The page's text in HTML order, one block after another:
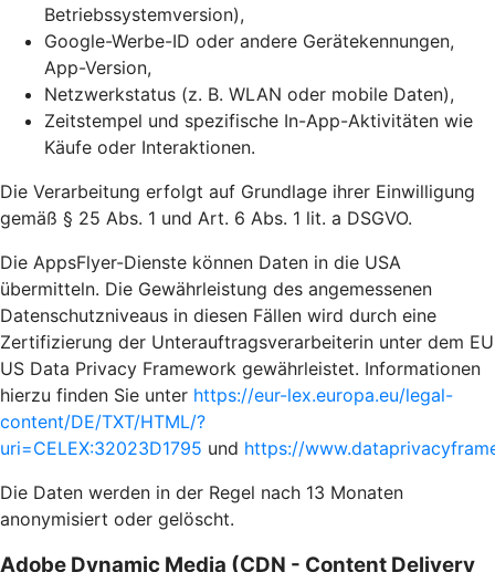
Betriebssystemversion),
Google-Werbe-ID oder andere Gerätekennungen,
App-Version,
Netzwerkstatus (z. B. WLAN oder mobile Daten),
Zeitstempel und spezifische In-App-Aktivitäten wie
Käufe oder Interaktionen.
Die Verarbeitung erfolgt auf Grundlage ihrer Einwilligung
gemäß § 25 Abs. 1 und Art. 6 Abs. 1 lit. a DSGVO.
Die AppsFlyer-Dienste können Daten in die USA
übermitteln. Die Gewährleistung des angemessenen
Datenschutzniveaus in diesen Fällen wird durch eine
Zertifizierung der Unterauftragsverarbeiterin unter dem EU
US Data Privacy Framework gewährleistet. Informationen
hierzu finden Sie unter https://eur-lex.europa.eu/legal-
content/DE/TXT/HTML/?
uri=CELEX:32023D1795 und https://
Die Daten werden in der Regel nach 13 Monaten
anonymisiert oder gelöscht.
Adobe Dynamic Media (CDN - Content Delivery